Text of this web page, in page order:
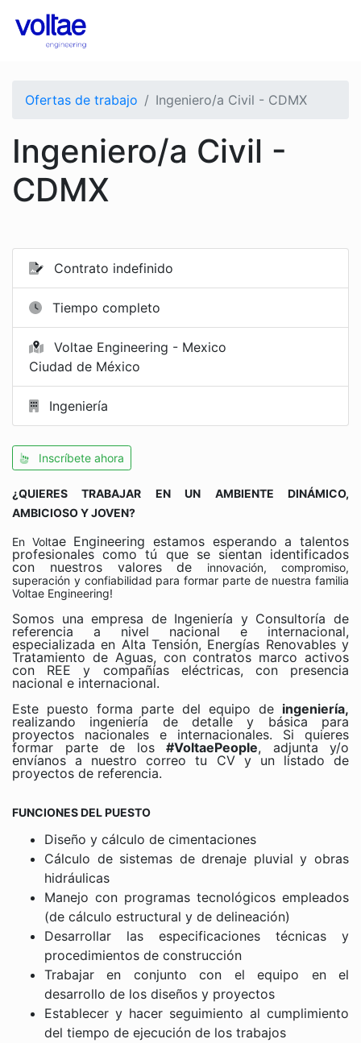
Ofertas de trabajo Ingeniero/a Civil - CDMX
Ingeniero/a Civil -
CDMX
Contrato indefinido
Tiempo completo
Voltae Engineering - Mexico
Ciudad de México
Ingeniería
Inscríbete ahora
¿QUIERES TRABAJAR EN UN AMBIENTE DINÁMICO,
AMBICIOSO Y JOVEN?
En Voltae Engineering estamos esperando a talentos
profesionales como tú que se sientan identificados
con nuestros valores de
innovación, compromiso,
superación y confiabilidad para formar parte de nuestra familia
Voltae Engineering!
Somos una empresa de Ingeniería y Consultoría de
referencia a nivel nacional e internacional,
especializada en Alta Tensión, Energías Renovables y
Tratamiento de Aguas, con contratos marco activos
con REE y compañías eléctricas, con presencia
nacional e internacional.
Este puesto forma parte del equipo de ingeniería,
realizando ingeniería de detalle y básica para
proyectos nacionales e internacionales. Si quieres
formar parte de los #VoltaePeople, adjunta y/o
envíanos a nuestro correo tu CV y un listado de
proyectos de referencia.
FUNCIONES DEL PUESTO
Diseño y cálculo de cimentaciones
Cálculo de sistemas de drenaje pluvial y obras
hidráulicas
Manejo con programas tecnológicos empleados
(de cálculo estructural y de delineación)
Desarrollar las especificaciones técnicas y
procedimientos de construcción
Trabajar en conjunto con el equipo en el
desarrollo de los diseños y proyectos
Establecer y hacer seguimiento al cumplimiento
del tiempo de ejecución de los trabajos